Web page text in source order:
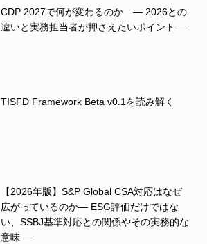
CDP 2027で何が変わるのか ― 2026との
違いと実務担当者が押さえたいポイント ―
TISFD Framework Beta v0.1を読み解く
【2026年版】S&P Global CSA対応はなぜ
広がっているのか― ESG評価だけではな
い、SSBJ基準対応との関係やその実務的な
意味 ―